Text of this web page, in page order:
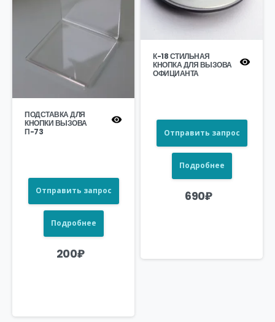
ПОДСТАВКА ДЛЯ
КНОПКИ ВЫЗОВА
П-73
Отправить запрос
Подробнее
200₽
К-18 СТИЛЬНАЯ
КНОПКА ДЛЯ ВЫЗОВА
ОФИЦИАНТА
Отправить запрос
Подробнее
690₽